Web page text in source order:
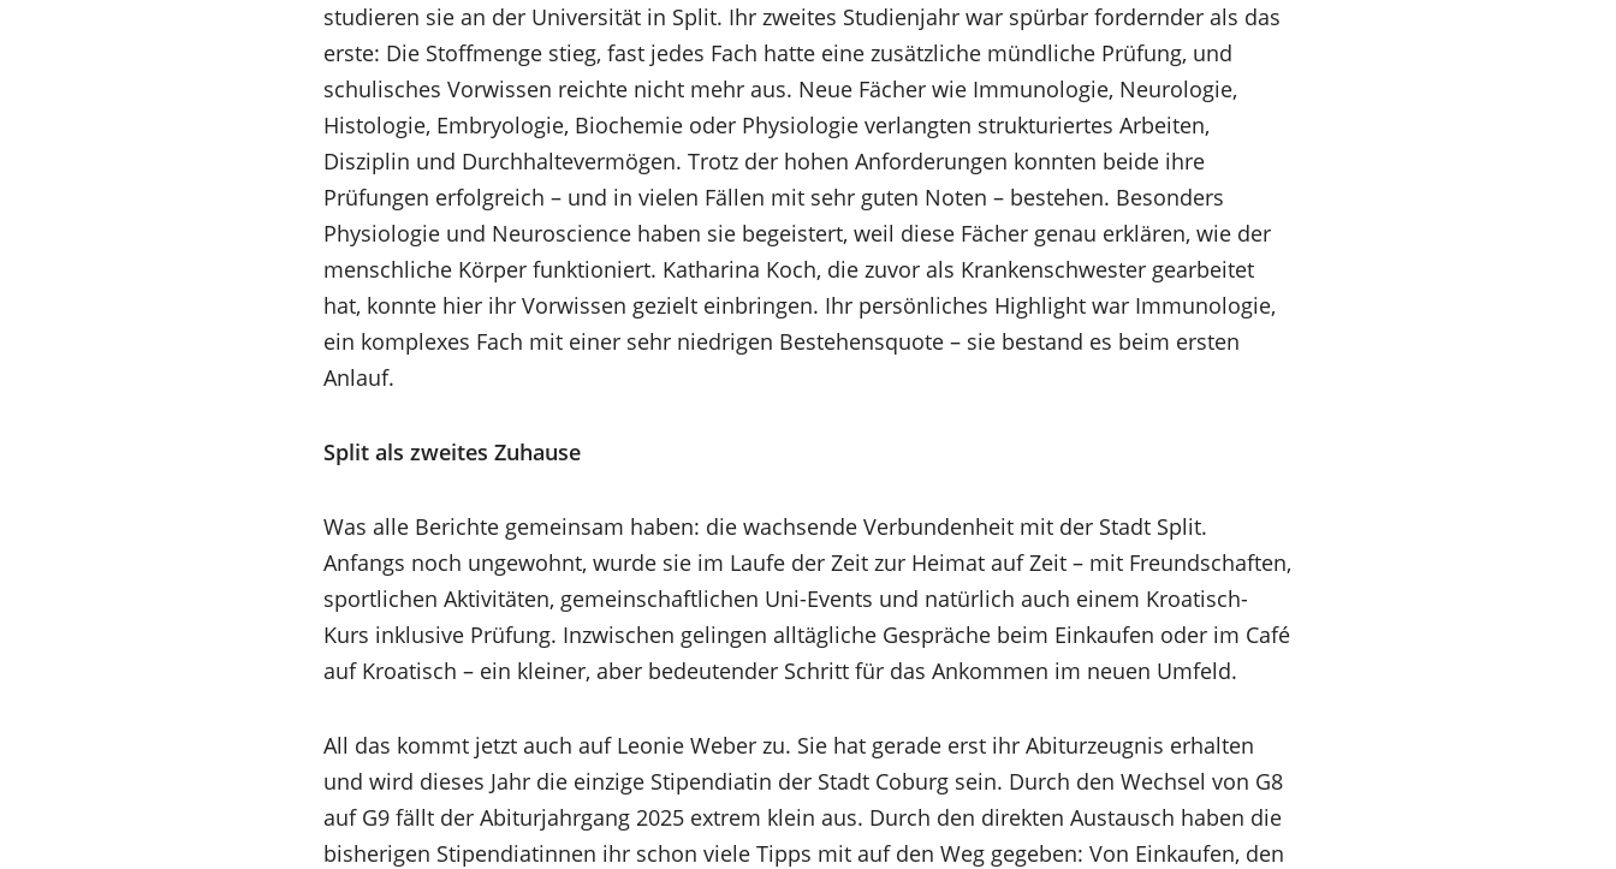
studieren sie an der Universität in Split. Ihr zweites Studienjahr war spürbar fordernder als das
erste: Die Stoffmenge stieg, fast jedes Fach hatte eine zusätzliche mündliche Prüfung, und
schulisches Vorwissen reichte nicht mehr aus. Neue Fächer wie Immunologie, Neurologie,
Histologie, Embryologie, Biochemie oder Physiologie verlangten strukturiertes Arbeiten,
Disziplin und Durchhaltevermögen. Trotz der hohen Anforderungen konnten beide ihre
Prüfungen erfolgreich – und in vielen Fällen mit sehr guten Noten – bestehen. Besonders
Physiologie und Neuroscience haben sie begeistert, weil diese Fächer genau erklären, wie der
menschliche Körper funktioniert. Katharina Koch, die zuvor als Krankenschwester gearbeitet
hat, konnte hier ihr Vorwissen gezielt einbringen. Ihr persönliches Highlight war Immunologie,
ein komplexes Fach mit einer sehr niedrigen Bestehensquote – sie bestand es beim ersten
Anlauf.
Split als zweites Zuhause
Was alle Berichte gemeinsam haben: die wachsende Verbundenheit mit der Stadt Split.
Anfangs noch ungewohnt, wurde sie im Laufe der Zeit zur Heimat auf Zeit – mit Freundschaften,
sportlichen Aktivitäten, gemeinschaftlichen Uni-Events und natürlich auch einem Kroatisch-
Kurs inklusive Prüfung. Inzwischen gelingen alltägliche Gespräche beim Einkaufen oder im Café
auf Kroatisch – ein kleiner, aber bedeutender Schritt für das Ankommen im neuen Umfeld.
All das kommt jetzt auch auf Leonie Weber zu. Sie hat gerade erst ihr Abiturzeugnis erhalten
und wird dieses Jahr die einzige Stipendiatin der Stadt Coburg sein. Durch den Wechsel von G8
auf G9 fällt der Abiturjahrgang 2025 extrem klein aus. Durch den direkten Austausch haben die
bisherigen Stipendiatinnen ihr schon viele Tipps mit auf den Weg gegeben: Von Einkaufen, den